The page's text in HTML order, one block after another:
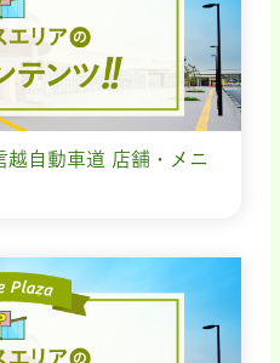
越自動車道 店舗・メニ